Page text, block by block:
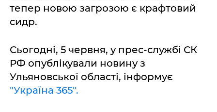
тепер новою загрозою є крафтовий
сидр.
Сьогодні, 5 червня, у прес-службі СК
РФ опублікували новину з
Ульяновської області, інформує
"Україна 365".